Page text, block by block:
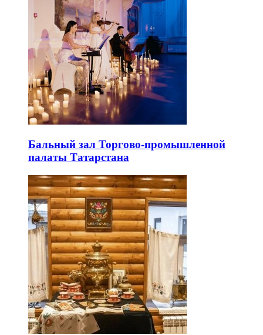
Бальный зал Торгово-промышленной
палаты Татарстана